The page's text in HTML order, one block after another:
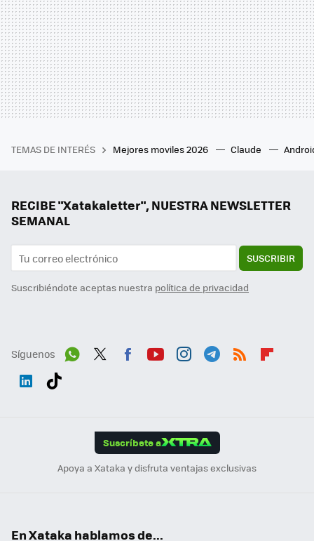
TEMAS DE INTERÉS Mejores moviles 2026 Claude
RECIBE "Xatakaletter", NUESTRA NEWSLETTER
SEMANAL
SUSCRIBIR
Suscribiéndote aceptas nuestra política de privacidad
Síguenos
Suscríbete a
Apoya a Xataka y disfruta ventajas exclusivas
En Xataka hablamos de...